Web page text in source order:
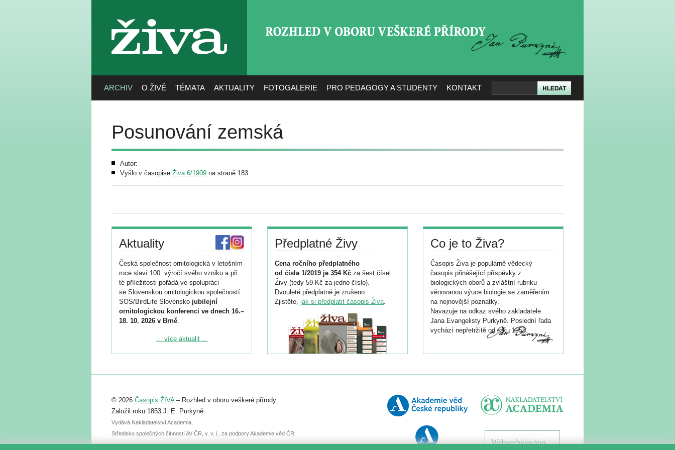
živa
ARCHIV O ŽIVĚ TÉMATA AKTUALITY FOTOGALERIE PRO PEDAGOGY A STUDENTY KONTAKT
Posunování zemská
Autor:
Vyšlo v časopise Živa 6/1909 na straně 183
Aktuality
Česká společnost ornitologická v letošním
roce slaví 100. výročí svého vzniku a při
té příležitosti pořádá ve spolupráci
se Slovenskou ornitologickou společností
SOS/BirdLife Slovensko jubilejní
ornitologickou konferenci ve dnech 16.–
18. 10. 2026 v Brně.
Podrobnější informace ke konferenci
Registrovat se můžete do 6. září.
abstraktu přihlášené přednášky nebo
posteru je už 30. června.
... více aktualit ...
Předplatné Živy
Cena ročního předplatného
od čísla 1/2019 je 354 Kč za šest čísel
Živy (tedy 59 Kč za jedno číslo).
Dvouleté předplatné je zrušeno.
Zjistěte, jak si předplatit časopis Živa.
Co je to Živa?
Časopis Živa je populárně vědecký
časopis přinášející příspěvky z
biologických oborů a zvláštní rubriku
věnovanou výuce biologie se zaměřením
na nejnovější poznatky.
Navazuje na odkaz svého zakladatele
Jana Evangelisty Purkyně. Poslední řada
vychází nepřetržitě od roku 1953.
© 2026 Časopis ŽIVA– Rozhled v oboru veškeré přírody.
Založil roku 1853 J. E. Purkyně.
Vydává Nakladatelství Academia,
Středisko společných činností AV ČR, v. v. i., za podpory Akademie věd ČR.